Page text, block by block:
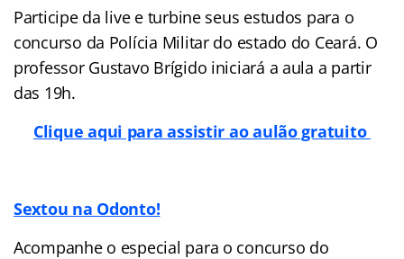
Participe da live e turbine seus estudos para o
concurso da Polícia Militar do estado do Ceará. O
professor Gustavo Brígido iniciará a aula a partir
das 19h.
Clique aqui para assistir ao aulão gratuito
Sextou na Odonto!
Acompanhe o especial para o concurso do